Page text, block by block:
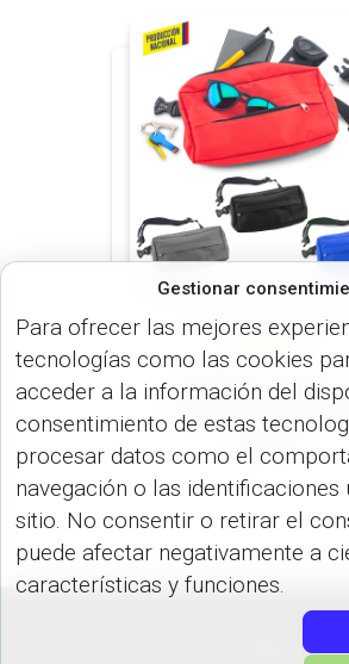
Gestionar
Para ofrecer las mejores
tecnologías como las cookies
acceder a la información del
consentimiento de estas
procesar datos como el
navegación o las identificaciones
sitio. No consentir o retirar el
puede afectar negativamente a
características y funciones.
CANGUROS (MALETINES
MORRALES)
Canguro London –
Produccion